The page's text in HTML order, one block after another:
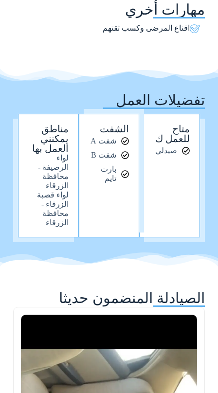
مهارات أخري
اقناع المرضى وكسب ثقتهم
تفضيلات العمل
متاح
للعمل ك
صيدلي
الشفت
شفت A
شفت B
بارت
تايم
مناطق
يمكنني
العمل بها
لواء
الرصيفة -
محافظة
الزرقاء
لواء قصبة
الزرقاء -
محافظة
الزرقاء
الصيادلة المنضمون حديثا